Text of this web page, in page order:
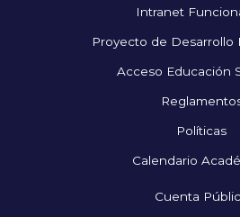
Intranet
Proyecto de Desarrollo
Acceso Educación
Políticas
Calendario
Cuenta